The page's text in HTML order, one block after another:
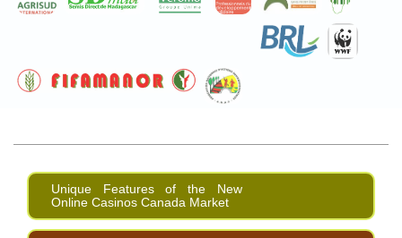
Unique Features of the New
Online Casinos Canada Market